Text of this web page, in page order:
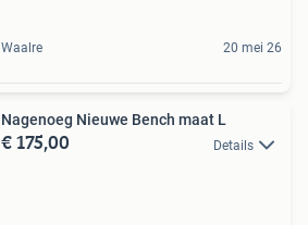
Waalre 20 mei 26
Nagenoeg Nieuwe Bench maat L
€ 175,00 Details